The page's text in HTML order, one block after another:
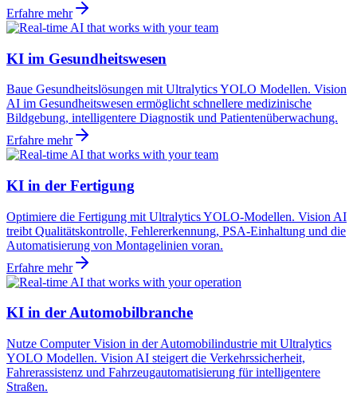
Erfahre mehr
KI im Gesundheitswesen
Baue Gesundheitslösungen mit Ultralytics YOLO Modellen. Vision
AI im Gesundheitswesen ermöglicht schnellere medizinische
Bildgebung, intelligentere Diagnostik und Patientenüberwachung.
Erfahre mehr
KI in der Fertigung
Optimiere die Fertigung mit Ultralytics YOLO-Modellen. Vision AI
treibt Qualitätskontrolle, Fehlererkennung, PSA-Einhaltung und die
Automatisierung von Montagelinien voran.
Erfahre mehr
KI in der Automobilbranche
Nutze Computer Vision in der Automobilindustrie mit Ultralytics
YOLO Modellen. Vision AI steigert die Verkehrssicherheit,
Fahrerassistenz und Fahrzeugautomatisierung für intelligentere
Straßen.